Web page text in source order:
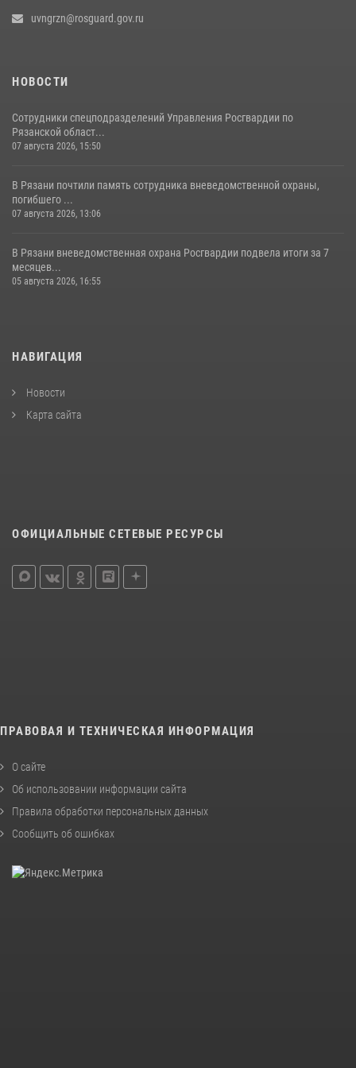
uvngrzn@rosguard.gov.ru
НОВОСТИ
Сотрудники спецподразделений Управления Росгвардии по
Рязанской област...
07 августа 2026, 15:50
В Рязани почтили память сотрудника вневедомственной охраны,
погибшего ...
07 августа 2026, 13:06
В Рязани вневедомственная охрана Росгвардии подвела итоги за 7
месяцев...
05 августа 2026, 16:55
НАВИГАЦИЯ
Новости
Карта сайта
ОФИЦИАЛЬНЫЕ СЕТЕВЫЕ РЕСУРСЫ
ПРАВОВАЯ И ТЕХНИЧЕСКАЯ ИНФОРМАЦИЯ
О сайте
Об использовании информации сайта
Правила обработки персональных данных
Сообщить об ошибках